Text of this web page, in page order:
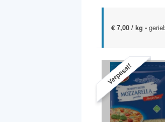
€ 7,00 / kg -
Verpasst!